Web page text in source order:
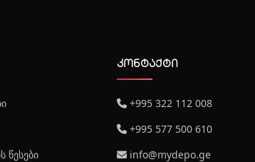
წესები
კონტაქტი
+995 322 112 008
+995 577 500 610
info@mydepo.ge